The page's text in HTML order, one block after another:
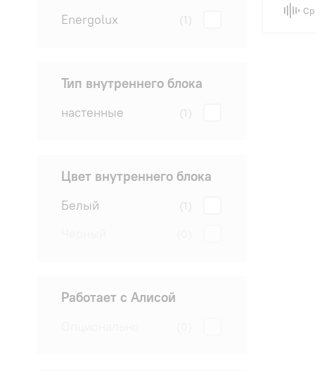
Energolux (1)
Тип внутреннего блока
настенные (1)
Цвет внутреннего блока
Белый (1)
Работает с Алисой